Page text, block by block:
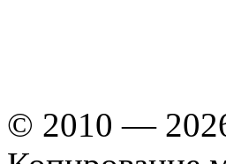
© 2010 —